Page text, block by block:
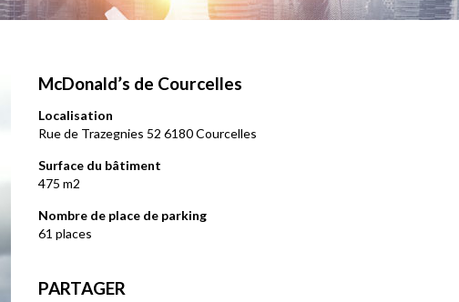
McDonald’s de Courcelles
Localisation
Rue de Trazegnies 52 6180 Courcelles
Surface du bâtiment
475 m2
Nombre de place de parking
61 places
PARTAGER